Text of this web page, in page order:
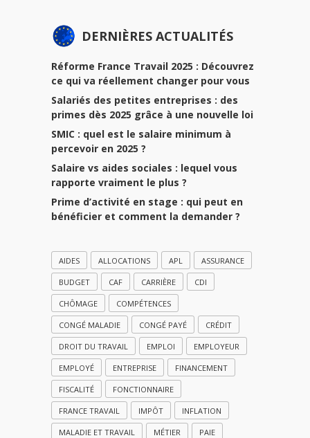
DERNIÈRES ACTUALITÉS
Réforme France Travail 2025 : Découvrez
ce qui va réellement changer pour vous
Salariés des petites entreprises : des
primes dès 2025 grâce à une nouvelle loi
SMIC : quel est le salaire minimum à
percevoir en 2025 ?
Salaire vs aides sociales : lequel vous
rapporte vraiment le plus ?
Prime d’activité en stage : qui peut en
bénéficier et comment la demander ?
AIDES ALLOCATIONS APL ASSURANCE
BUDGET CAF CARRIÈRE CDI
CHÔMAGE COMPÉTENCES
CONGÉ MALADIE CONGÉ PAYÉ CRÉDIT
DROIT DU TRAVAIL EMPLOI EMPLOYEUR
EMPLOYÉ ENTREPRISE FINANCEMENT
FISCALITÉ FONCTIONNAIRE
FRANCE TRAVAIL IMPÔT INFLATION
MALADIE ET TRAVAIL MÉTIER PAIE